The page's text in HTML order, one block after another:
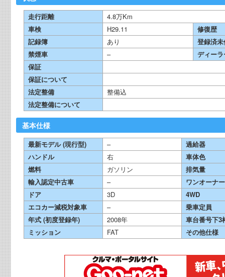
走行距離
4.8万Km
車検
H29.11
修復歴
記録簿
あり
登録済
禁煙車
–
ディー
保証
保証について
法定整備
整備込
法定整備について
基本仕様
最新モデル (現行型) –
過給器
ハンドル
右
車体色
燃料
ガソリン
排気量
輸入認定中古車
–
ワンオーナー
ドア
3D
4WD
エコカー減税対象車
–
乗車定員
年式 (初度登録年)
2008年
車台番号下3
ミッション
FAT その他仕様